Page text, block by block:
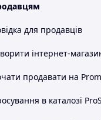
для продавців
інтернет-
продавати на Prom
в каталозі